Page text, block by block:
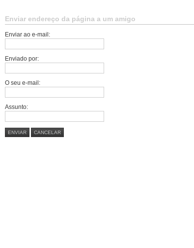
Enviar endereço da página a um amigo
Enviar ao e-mail:
Enviado por:
O seu e-mail:
Assunto:
ENVIAR CANCELAR